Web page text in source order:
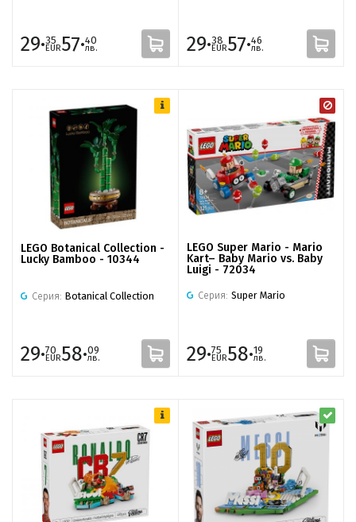
29·35
EUR57·40
лв. 29·38
EUR57·46
лв.
LEGO Botanical Collection -
Lucky Bamboo - 10344
Серия: Botanical Collection
29·70
EUR58·09
лв.
LEGO Super Mario - Mario
Kart– Baby Mario vs. Baby
Luigi - 72034
Серия: Super Mario
29·75
EUR58·19
лв.